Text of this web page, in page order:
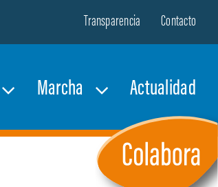
Transparencia Contacto
Marcha Actualidad